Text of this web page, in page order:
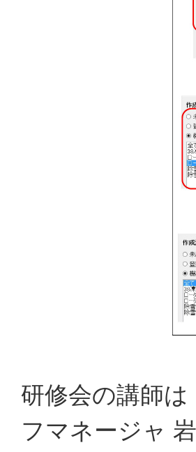
研修会の講師
フマネージャ